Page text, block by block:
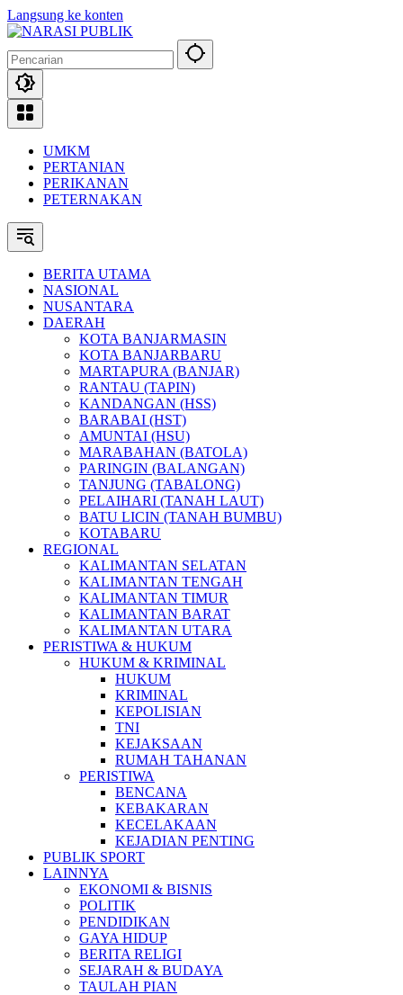
Langsung ke konten
UMKM
PERTANIAN
PERIKANAN
PETERNAKAN
BERITA UTAMA
NASIONAL
NUSANTARA
DAERAH
KOTA BANJARMASIN
KOTA BANJARBARU
MARTAPURA (BANJAR)
RANTAU (TAPIN)
KANDANGAN (HSS)
BARABAI (HST)
AMUNTAI (HSU)
MARABAHAN (BATOLA)
PARINGIN (BALANGAN)
TANJUNG (TABALONG)
PELAIHARI (TANAH LAUT)
BATU LICIN (TANAH BUMBU)
KOTABARU
REGIONAL
KALIMANTAN SELATAN
KALIMANTAN TENGAH
KALIMANTAN TIMUR
KALIMANTAN BARAT
KALIMANTAN UTARA
PERISTIWA & HUKUM
HUKUM & KRIMINAL
HUKUM
KRIMINAL
KEPOLISIAN
TNI
KEJAKSAAN
RUMAH TAHANAN
PERISTIWA
BENCANA
KEBAKARAN
KECELAKAAN
KEJADIAN PENTING
PUBLIK SPORT
LAINNYA
EKONOMI & BISNIS
POLITIK
PENDIDIKAN
GAYA HIDUP
BERITA RELIGI
SEJARAH & BUDAYA
TAULAH PIAN